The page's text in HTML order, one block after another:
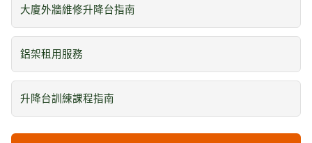
大廈外牆維修升降台指南
鋁架租用服務
升降台訓練課程指南